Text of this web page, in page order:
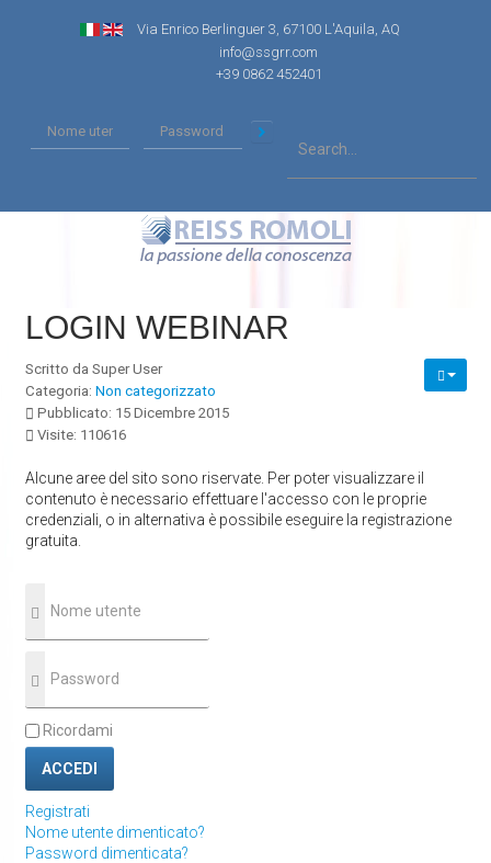
Via Enrico Berlinguer 3, 67100 L'Aquila, AQ
info@ssgrr.com
+39 0862 452401
LOGIN WEBINAR
Scritto da Super User
Categoria: Non categorizzato
Pubblicato: 15 Dicembre 2015
Visite: 110616
Alcune aree del sito sono riservate. Per poter visualizzare il
contenuto è necessario effettuare l'accesso con le proprie
credenziali, o in alternativa è possibile eseguire la registrazione
gratuita.
Ricordami
ACCEDI
Registrati
Nome utente dimenticato?
Password dimenticata?